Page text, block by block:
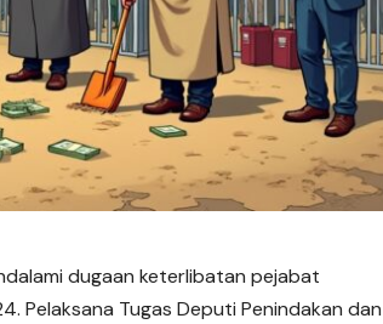
dugaan keterlibatan pejabat
Pelaksana Tugas Deputi Penindakan dan